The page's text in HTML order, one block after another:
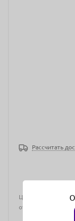
Рассчитать
Цена
отличаться от цен